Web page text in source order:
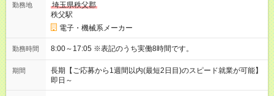
勤務地
埼玉県秩父郡
秩父駅
電子・機械系メーカー
勤務時間 8:00～17:05 ※表記のうち実働8時間です。
期間
長期【ご応募から1週間以内(最短2日目)のスピード就業が可能】
即日～